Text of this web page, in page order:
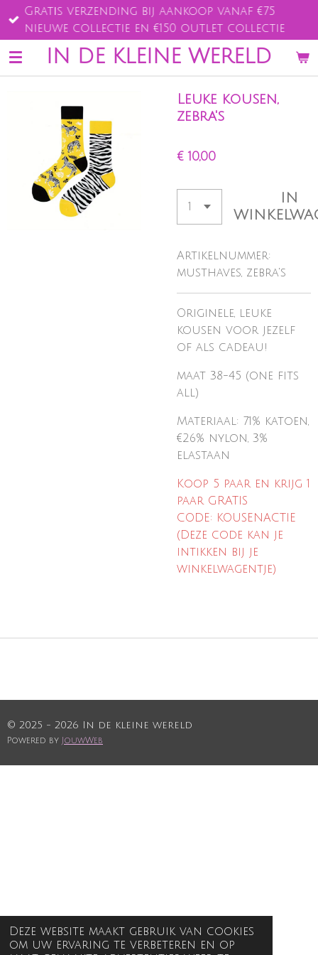
Deze website maakt gebruik van cookies
om uw ervaring te verbeteren en op
Ga
direct
naar
de
IN DE KLEINE WERELD
Gratis verzending bij aankoop vanaf €75
nieuwe collectie en €150 outlet collectie
Leuke kousen,
zebra's
€ 10,00
IN
Artikelnummer:
musthaves, zebra's
Originele, leuke
kousen voor jezelf
of als cadeau!
maat 38-45 (one fits
all)
Materiaal: 71% katoen,
€26% nylon, 3%
elastaan
Koop 5 paar en krijg 1
paar GRATIS
CODE: KOUSENACTIE
(Deze code kan je
intikken bij je
winkelwagentje)
© 2025 - 2026 In de kleine wereld
Powered by JouwWeb